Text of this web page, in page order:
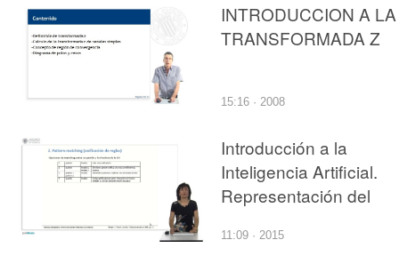
INTRODUCCION A LA
TRANSFORMADA Z
15:16 · 2008
Introducción a la
Inteligencia Artificial.
Representación del
búsqueda. Sistemas
11:09 · 2015